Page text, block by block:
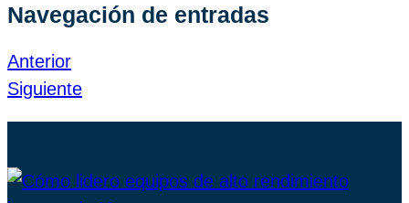
Navegación de entradas
Anterior
Siguiente